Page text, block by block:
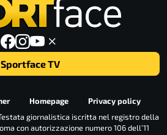
Sportface TV
Homepage
Privacy policy
giornalistica iscritta nel registro della
con autorizzazione numero 106 dell’11